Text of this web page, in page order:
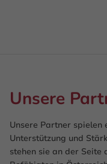
Unsere
Unsere Partner spielen
Unterstützung und
stehen sie an der Seite